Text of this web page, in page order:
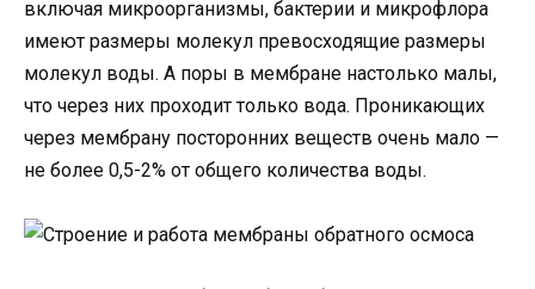
включая микроорганизмы, бактерии и микрофлора
имеют размеры молекул превосходящие размеры
молекул воды. А поры в мембране настолько малы,
что через них проходит только вода. Проникающих
через мембрану посторонних веществ очень мало —
не более 0,5-2% от общего количества воды.